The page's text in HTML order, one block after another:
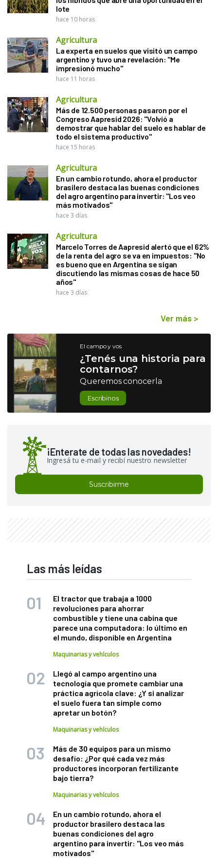
lote
hace 10 horas
Agricultura
La experta en suelos que visitó un campo
argentino y tuvo una revelación: "Me
impresionó mucho"
hace 11 horas
Agricultura
Más de 12.500 personas pasaron por el
Congreso Aapresid 2026: "Volvió a
demostrar que hablar del suelo es hablar de
todo el sistema productivo"
hace 15 horas
Agricultura
En un cambio rotundo, ahora el productor
brasilero destaca las buenas condiciones
del agro argentino para invertir: "Los veo
más motivados"
hace 3 días
Agricultura
Marcelo Torres de Aapresid alertó que el 62%
de la renta del agro se va en impuestos: "No
es bueno que en Argentina se sigan
discutiendo las mismas cosas de hace 50
años"
hace 3 días
Ver más >
El campo y vos
¿Tenés una historia para
contarnos?
Queremos conocerla
Escribinos
¡Enterate de todas las novedades!
Ingresá tu e-mail y recibí nuestro newsletter
Suscribirme
Las más leídas
El tractor que trabaja a 1000
revoluciones para ahorrar
combustible y tiene una cabina que
parece una computadora: lo último en
el mundo, disponible en Argentina
Maquinarias y vehículos
Llegó al campo argentino una
tecnología que promete cambiar una
práctica agrícola clave: ¿Y si analizar
el suelo fuera tan simple como
apretar un botón?
Maquinarias y vehículos
Más de 30 equipos para un mismo
desafío: ¿Por qué cada vez más
productores incorporan fertilizante
bajo tierra?
Maquinarias y vehículos
En un cambio rotundo, ahora el
productor brasilero destaca las
buenas condiciones del agro
argentino para invertir: "Los veo más
motivados"